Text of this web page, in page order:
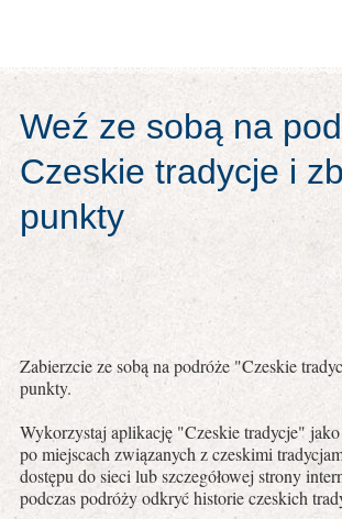
Regiony
Tradycje
Wycieczki
Weź ze sobą na
Czeskie tradycje i
punkty
Zabierzcie ze sobą na podróże "Czeskie
punkty.
Wykorzystaj aplikację "Czeskie tradycje"
po miejscach związanych z czeskimi
dostępu do sieci lub szczegółowej strony
podczas podróży odkryć historie czeskich